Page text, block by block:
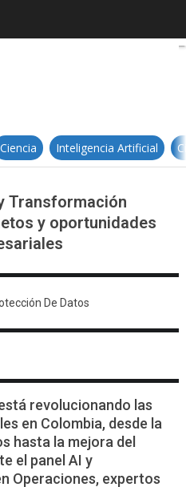
Artificial y
Ciencia Inteligencia Artificial
Transformación
y oportunidades
De Datos
revolucionando las
en Colombia, desde la
hasta la mejora del
el panel AI y
Operaciones, expertos